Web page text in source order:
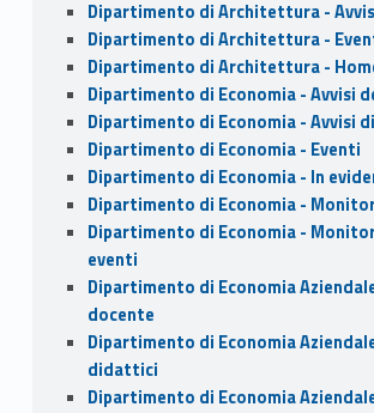
Dipartimento di Architettura -
Dipartimento di Architettura -
Dipartimento di Architettura -
Dipartimento di Economia - Avvisi
Dipartimento di Economia - Avvisi
Dipartimento di Economia - Eventi
Dipartimento di Economia - In
Dipartimento di Economia -
Dipartimento di Economia -
eventi
Dipartimento di Economia
docente
Dipartimento di Economia
didattici
Dipartimento di Economia